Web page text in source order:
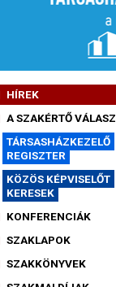
HÍREK
A SZAKÉRTŐ
TÁRSASHÁZKEZELŐ
REGISZTER
KÖZÖS KÉPVISELŐT
KERESEK
KONFERENCIÁK
SZAKLAPOK
SZAKKÖNYVEK